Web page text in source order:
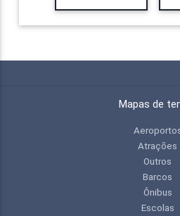
Mapas de
Atrações
Outros
Barcos
Ônibus
Escolas